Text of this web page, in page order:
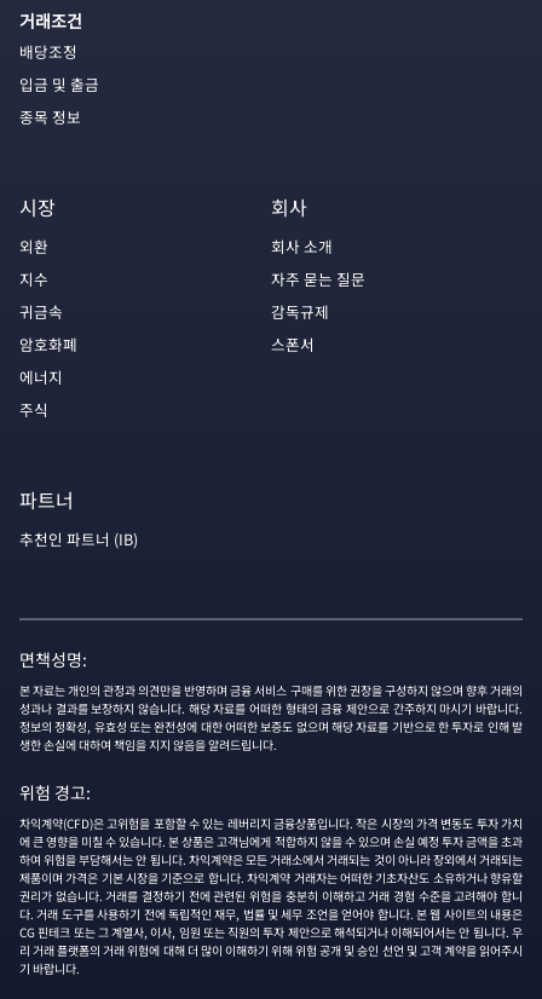
거래조건
배당조정
입금 및 출금
종목 정보
시장
외환
지수
귀금속
암호화폐
에너지
주식
회사
회사 소개
자주 묻는 질문
감독규제
스폰서
파트너
추천인 파트너 (IB)
면책성명:
본 자료는 개인의 관정과 의견만을 반영하며 금융 서비스 구매를 위한 권장을 구성하지 않으며 향후 거래의
성과나 결과를 보장하지 않습니다. 해당 자료를 어떠한 형태의 금융 제안으로 간주하지 마시기 바랍니다.
정보의 정확성, 유효성 또는 완전성에 대한 어떠한 보증도 없으며 해당 자료를 기반으로 한 투자로 인해 발
생한 손실에 대하여 책임을 지지 않음을 알려드립니다.
위험 경고:
차익계약(CFD)은 고위험을 포함할 수 있는 레버리지 금융상품입니다. 작은 시장의 가격 변동도 투자 가치
에 큰 영향을 미칠 수 있습니다. 본 상품은 고객님에게 적합하지 않을 수 있으며 손실 예정 투자 금액을 초과
하여 위험을 부담해서는 안 됩니다. 차익계약은 모든 거래소에서 거래되는 것이 아니라 장외에서 거래되는
제품이며 가격은 기본 시장을 기준으로 합니다. 차익계약 거래자는 어떠한 기초자산도 소유하거나 향유할
권리가 없습니다. 거래를 결정하기 전에 관련된 위험을 충분히 이해하고 거래 경험 수준을 고려해야 합니
다. 거래 도구를 사용하기 전에 독립적인 재무, 법률 및 세무 조언을 얻어야 합니다. 본 웹 사이트의 내용은
CG 핀테크 또는 그 계열사, 이사, 임원 또는 직원의 투자 제안으로 해석되거나 이해되어서는 안 됩니다. 우
리 거래 플랫폼의 거래 위험에 대해 더 많이 이해하기 위해 위험 공개 및 승인 선언 및 고객 계약을 읽어주시
기 바랍니다.